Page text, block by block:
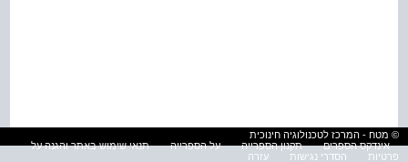
© מטח - המרכז לטכנולוגיה חינוכית
אינדקס הספרים
תקנון הספרייה על הספרייה
תנאי שימוש באתר והגנה על
פרטיות
הסדרי נגישות עזרה